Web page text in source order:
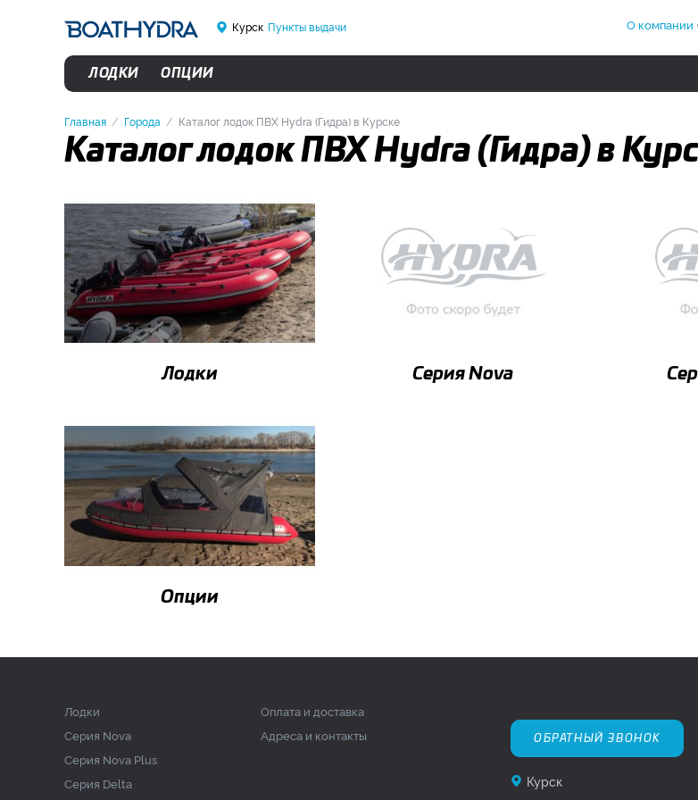
Курск Пункты выдачи О компании
ЛОДКИ ОПЦИИ
Главная Города Каталог лодок ПВХ Hydra (Гидра) в Курске
Каталог лодок ПВХ Hydra (Гидра) в
Лодки Серия Nova
Опции
Лодки
Серия Nova
Серия Nova Plus
Серия Delta
Оплата и доставка
Адреса и контакты
ОБРАТНЫЙ ЗВОНОК
Курск